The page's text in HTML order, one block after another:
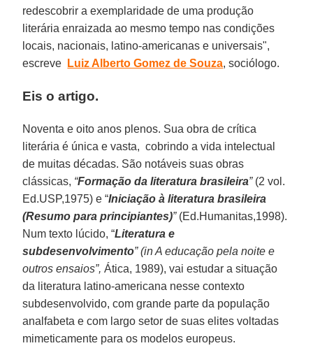
redescobrir a exemplaridade de uma produção
literária enraizada ao mesmo tempo nas condições
locais, nacionais, latino-americanas e universais",
escreve
Luiz Alberto Gomez de Souza, sociólogo.
Eis o artigo.
Noventa e oito anos plenos. Sua obra de crítica
literária é única e vasta, cobrindo a vida intelectual
de muitas décadas. São notáveis suas obras
clássicas, “Formação da literatura brasileira”(2 vol.
Ed.USP,1975) e “Iniciação à literatura brasileira
(Resumo para principiantes)” (Ed.Humanitas,1998).
Num texto lúcido, “Literatura e
subdesenvolvimento” (in A educação pela noite e
outros ensaios”, Ática, 1989), vai estudar a situação
da literatura latino-americana nesse contexto
subdesenvolvido, com grande parte da população
analfabeta e com largo setor de suas elites voltadas
mimeticamente para os modelos europeus.